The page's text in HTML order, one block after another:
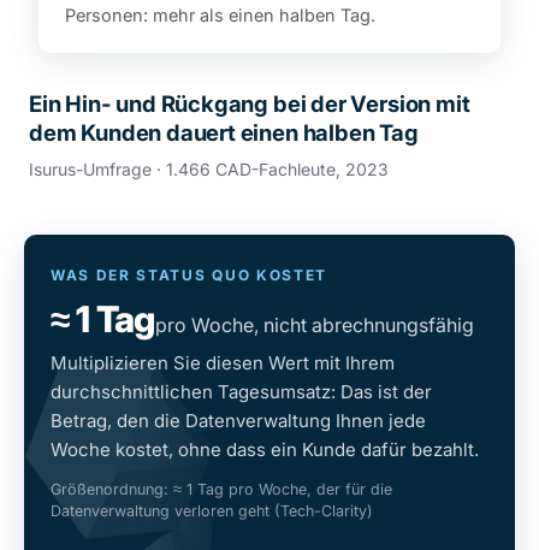
Personen: mehr als einen halben Tag.
Ein Hin- und Rückgang bei der Version mit
dem Kunden dauert einen halben Tag
Isurus-Umfrage · 1.466 CAD-Fachleute, 2023
WAS DER STATUS QUO KOSTET
≈ 1 Tagpro Woche, nicht abrechnungsfähig
Multiplizieren Sie diesen Wert mit Ihrem
durchschnittlichen Tagesumsatz: Das ist der
Betrag, den die Datenverwaltung Ihnen jede
Woche kostet, ohne dass ein Kunde dafür bezahlt.
Größenordnung: ≈ 1 Tag pro Woche, der für die
Datenverwaltung verloren geht (Tech-Clarity)